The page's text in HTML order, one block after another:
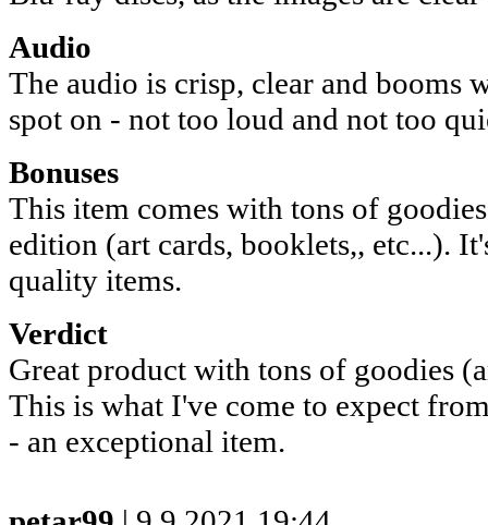
Audio
The audio is crisp, clear and booms
spot on - not too loud and not too
Bonuses
This item comes with tons of
edition (art cards, booklets,, etc...).
quality items.
Verdict
Great product with tons of goodies
This is what I've come to expect
- an exceptional item.